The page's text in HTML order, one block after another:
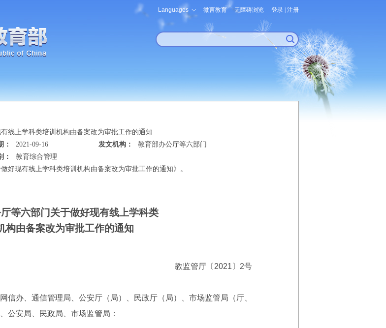
Languages 微言教育 无障碍浏览 登录 注册
线上学科类培训机构由备案改为审批工作的通知
： 2021-09-16 发文机构：
教育部办公厅等六部门
：
教育综合管理
好现有线上学科类培训机构由备案改为审批工作的通知》。
等六部门关于做好现有线上学科类
构由备案改为审批工作的通知
教监管厅〔2021〕2号
信办、通信管理局、公安厅（局）、民政厅（局）、市场监管局（厅、
公安局、民政局、市场监管局：